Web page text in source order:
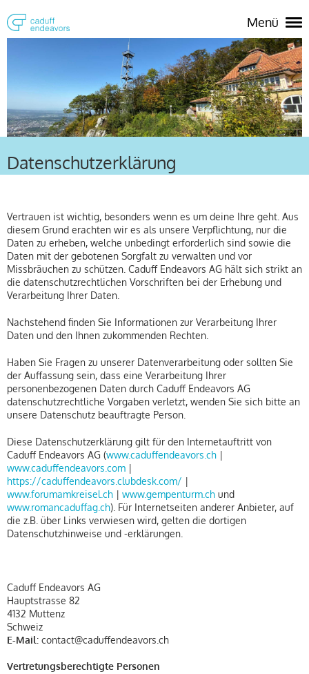
Menü
Datenschutzerklärung
Vertrauen ist wichtig, besonders wenn es um deine Ihre geht. Aus
diesem Grund erachten wir es als unsere Verpflichtung, nur die
Daten zu erheben, welche unbedingt erforderlich sind sowie die
Daten mit der gebotenen Sorgfalt zu verwalten und vor
Missbräuchen zu schützen. Caduff Endeavors AG hält sich strikt an
die datenschutzrechtlichen Vorschriften bei der Erhebung und
Verarbeitung Ihrer Daten.
Nachstehend finden Sie Informationen zur Verarbeitung Ihrer
Daten und den Ihnen zukommenden Rechten.
Haben Sie Fragen zu unserer Datenverarbeitung oder sollten Sie
der Auffassung sein, dass eine Verarbeitung Ihrer
personenbezogenen Daten durch Caduff Endeavors AG
datenschutzrechtliche Vorgaben verletzt, wenden Sie sich bitte an
unsere Datenschutz beauftragte Person.
Diese Datenschutzerklärung gilt für den Internetauftritt von
Caduff Endeavors AG (www.caduffendeavors.ch |
www.caduffendeavors.com |
https://caduffendeavors.clubdesk.com/ |
www.forumamkreisel.ch | www.gempenturm.ch und
www.romancaduffag.ch). Für Internetseiten anderer Anbieter, auf
die z.B. über Links verwiesen wird, gelten die dortigen
Datenschutzhinweise und -erklärungen.
Caduff Endeavors AG
Hauptstrasse 82
4132 Muttenz
Schweiz
E-Mail: contact@caduffendeavors.ch
Vertretungsberechtigte Personen